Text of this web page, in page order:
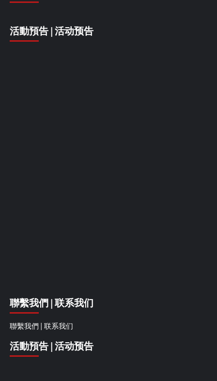
活動預告 | 活动预告
聯繫我們 | 联系我们
聯繫我們 | 联系我们
活動預告 | 活动预告